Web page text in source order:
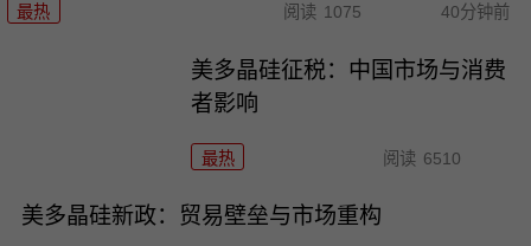
最热 阅读 1075 40分钟前
美多晶硅征税：中国市场与消费
者影响
最热 阅读 6510
美多晶硅新政：贸易壁垒与市场重构